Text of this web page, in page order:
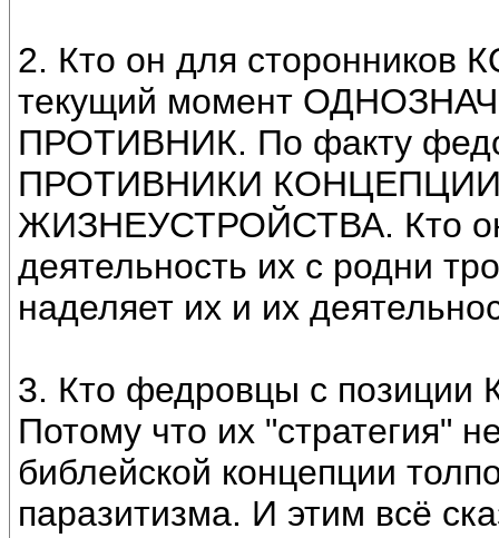
2. Кто он для сторонников
текущий момент
ПРОТИВНИК. По факту
ПРОТИВНИКИ
ЖИЗНЕУСТРОЙСТВА. Кто
деятельность их с родни
наделяет их и их
3. Кто федровцы с позиции
Потому что их "стратегия"
библейской концепции
паразитизма. И этим всё